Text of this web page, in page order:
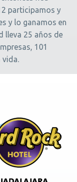
participamos y
y lo ganamos en
lleva 25 años de
101
vida.